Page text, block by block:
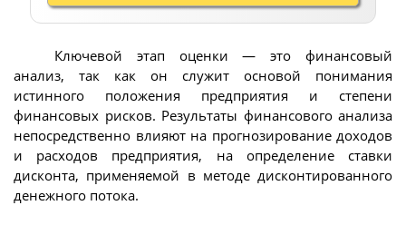
Ключевой этап оценки — это финансовый
анализ, так как он служит основой понимания
истинного положения предприятия и степени
финансовых рисков. Результаты финансового анализа
непосредственно влияют на прогнозирование доходов
и расходов предприятия, на определение ставки
дисконта, применяемой в методе дисконтированного
денежного потока.